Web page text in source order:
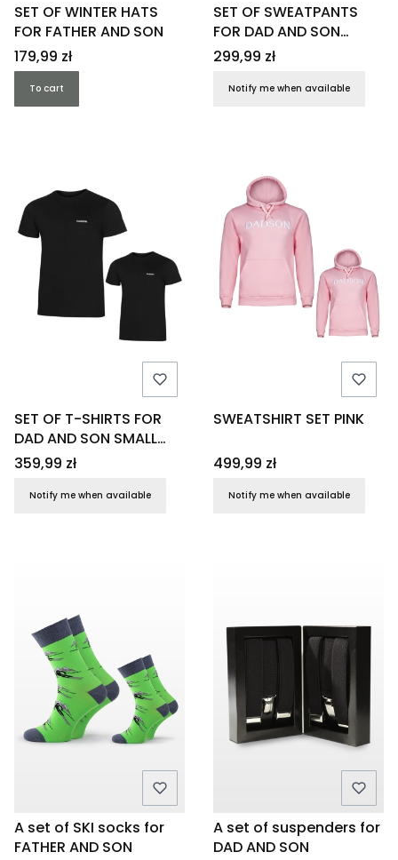
SET OF WINTER HATS
FOR FATHER AND SON
Price
179,99 zł
To cart
SET OF SWEATPANTS
FOR DAD AND SON
BLACK
Price
299,99 zł
Notify me when available
SET OF T-SHIRTS FOR
DAD AND SON SMALL
LOGO
Price
359,99 zł
Notify me when available
SWEATSHIRT SET PINK
Price
499,99 zł
Notify me when available
A set of SKI socks for
FATHER AND SON
A set of suspenders for
DAD AND SON